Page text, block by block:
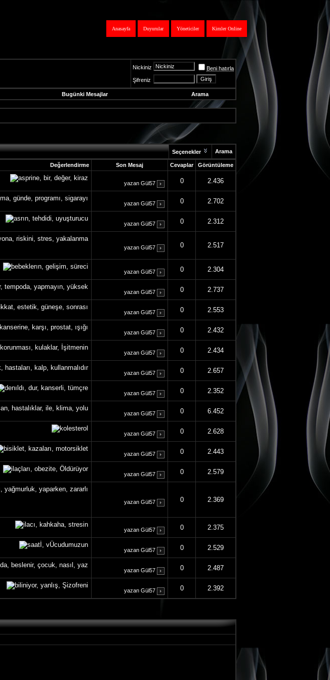
Kimler Online
Yöneticiler
Duyurular
Anasayfa
Nickiniz
Beni hatırla
Şifreniz
Bugünki Mesajlar Arama
Seçenekler Arama
Değerlendirme Son Mesaj Cevaplar Görüntüleme
yazan Gül57 0 2.436
yazan Gül57 0 2.702
yazan Gül57 0 2.312
yazan Gül57 0 2.517
yazan Gül57 0 2.304
yazan Gül57 0 2.737
yazan Gül57 0 2.553
yazan Gül57 0 2.432
yazan Gül57 0 2.434
yazan Gül57 0 2.657
yazan Gül57 0 2.352
yazan Gül57 0 6.452
yazan Gül57 0 2.628
yazan Gül57 0 2.443
yazan Gül57 0 2.579
yazan Gül57 0 2.369
yazan Gül57 0 2.375
yazan Gül57 0 2.529
yazan Gül57 0 2.487
yazan Gül57 0 2.392